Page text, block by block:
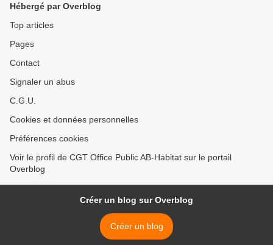
Hébergé par Overblog
Top articles
Pages
Contact
Signaler un abus
C.G.U.
Cookies et données personnelles
Préférences cookies
Voir le profil de CGT Office Public AB-Habitat sur le portail
Overblog
Créer un blog sur Overblog
Créer un blog